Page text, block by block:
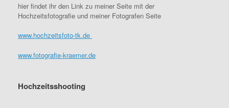
hier findet ihr den Link zu meiner Seite mit der
Hochzeitsfotografie und meiner Fotografen Seite
www.hochzeitsfoto-tk.de
www.fotografie-kraemer.de
Hochzeitsshooting